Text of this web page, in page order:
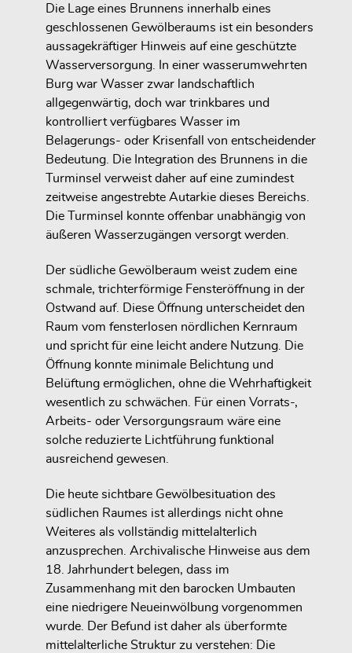
Die Lage eines Brunnens innerhalb eines
geschlossenen Gewölberaums ist ein besonders
aussagekräftiger Hinweis auf eine geschützte
Wasserversorgung. In einer wasserumwehrten
Burg war Wasser zwar landschaftlich
allgegenwärtig, doch war trinkbares und
kontrolliert verfügbares Wasser im
Belagerungs- oder Krisenfall von entscheidender
Bedeutung. Die Integration des Brunnens in die
Turminsel verweist daher auf eine zumindest
zeitweise angestrebte Autarkie dieses Bereichs.
Die Turminsel konnte offenbar unabhängig von
äußeren Wasserzugängen versorgt werden.
Der südliche Gewölberaum weist zudem eine
schmale, trichterförmige Fensteröffnung in der
Ostwand auf. Diese Öffnung unterscheidet den
Raum vom fensterlosen nördlichen Kernraum
und spricht für eine leicht andere Nutzung. Die
Öffnung konnte minimale Belichtung und
Belüftung ermöglichen, ohne die Wehrhaftigkeit
wesentlich zu schwächen. Für einen Vorrats-,
Arbeits- oder Versorgungsraum wäre eine
solche reduzierte Lichtführung funktional
ausreichend gewesen.
Die heute sichtbare Gewölbesituation des
südlichen Raumes ist allerdings nicht ohne
Weiteres als vollständig mittelalterlich
anzusprechen. Archivalische Hinweise aus dem
18. Jahrhundert belegen, dass im
Zusammenhang mit den barocken Umbauten
eine niedrigere Neueinwölbung vorgenommen
wurde. Der Befund ist daher als überformte
mittelalterliche Struktur zu verstehen: Die